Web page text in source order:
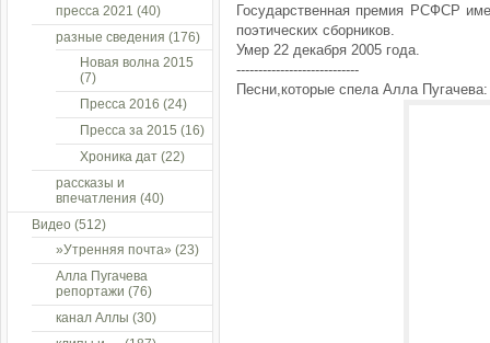
Государственная премия РСФСР
поэтических сборников.
Умер 22 декабря 2005 года.
----------------------------
Песни,которые спела Алла Пугачева:
пресса 2021 (40)
разные сведения (176)
Новая волна 2015
(7)
Пресса 2016 (24)
Пресса за 2015 (16)
Хроника дат (22)
рассказы и
впечатления (40)
Видео (512)
»Утренняя почта» (23)
Алла Пугачева
репортажи (76)
канал Аллы (30)